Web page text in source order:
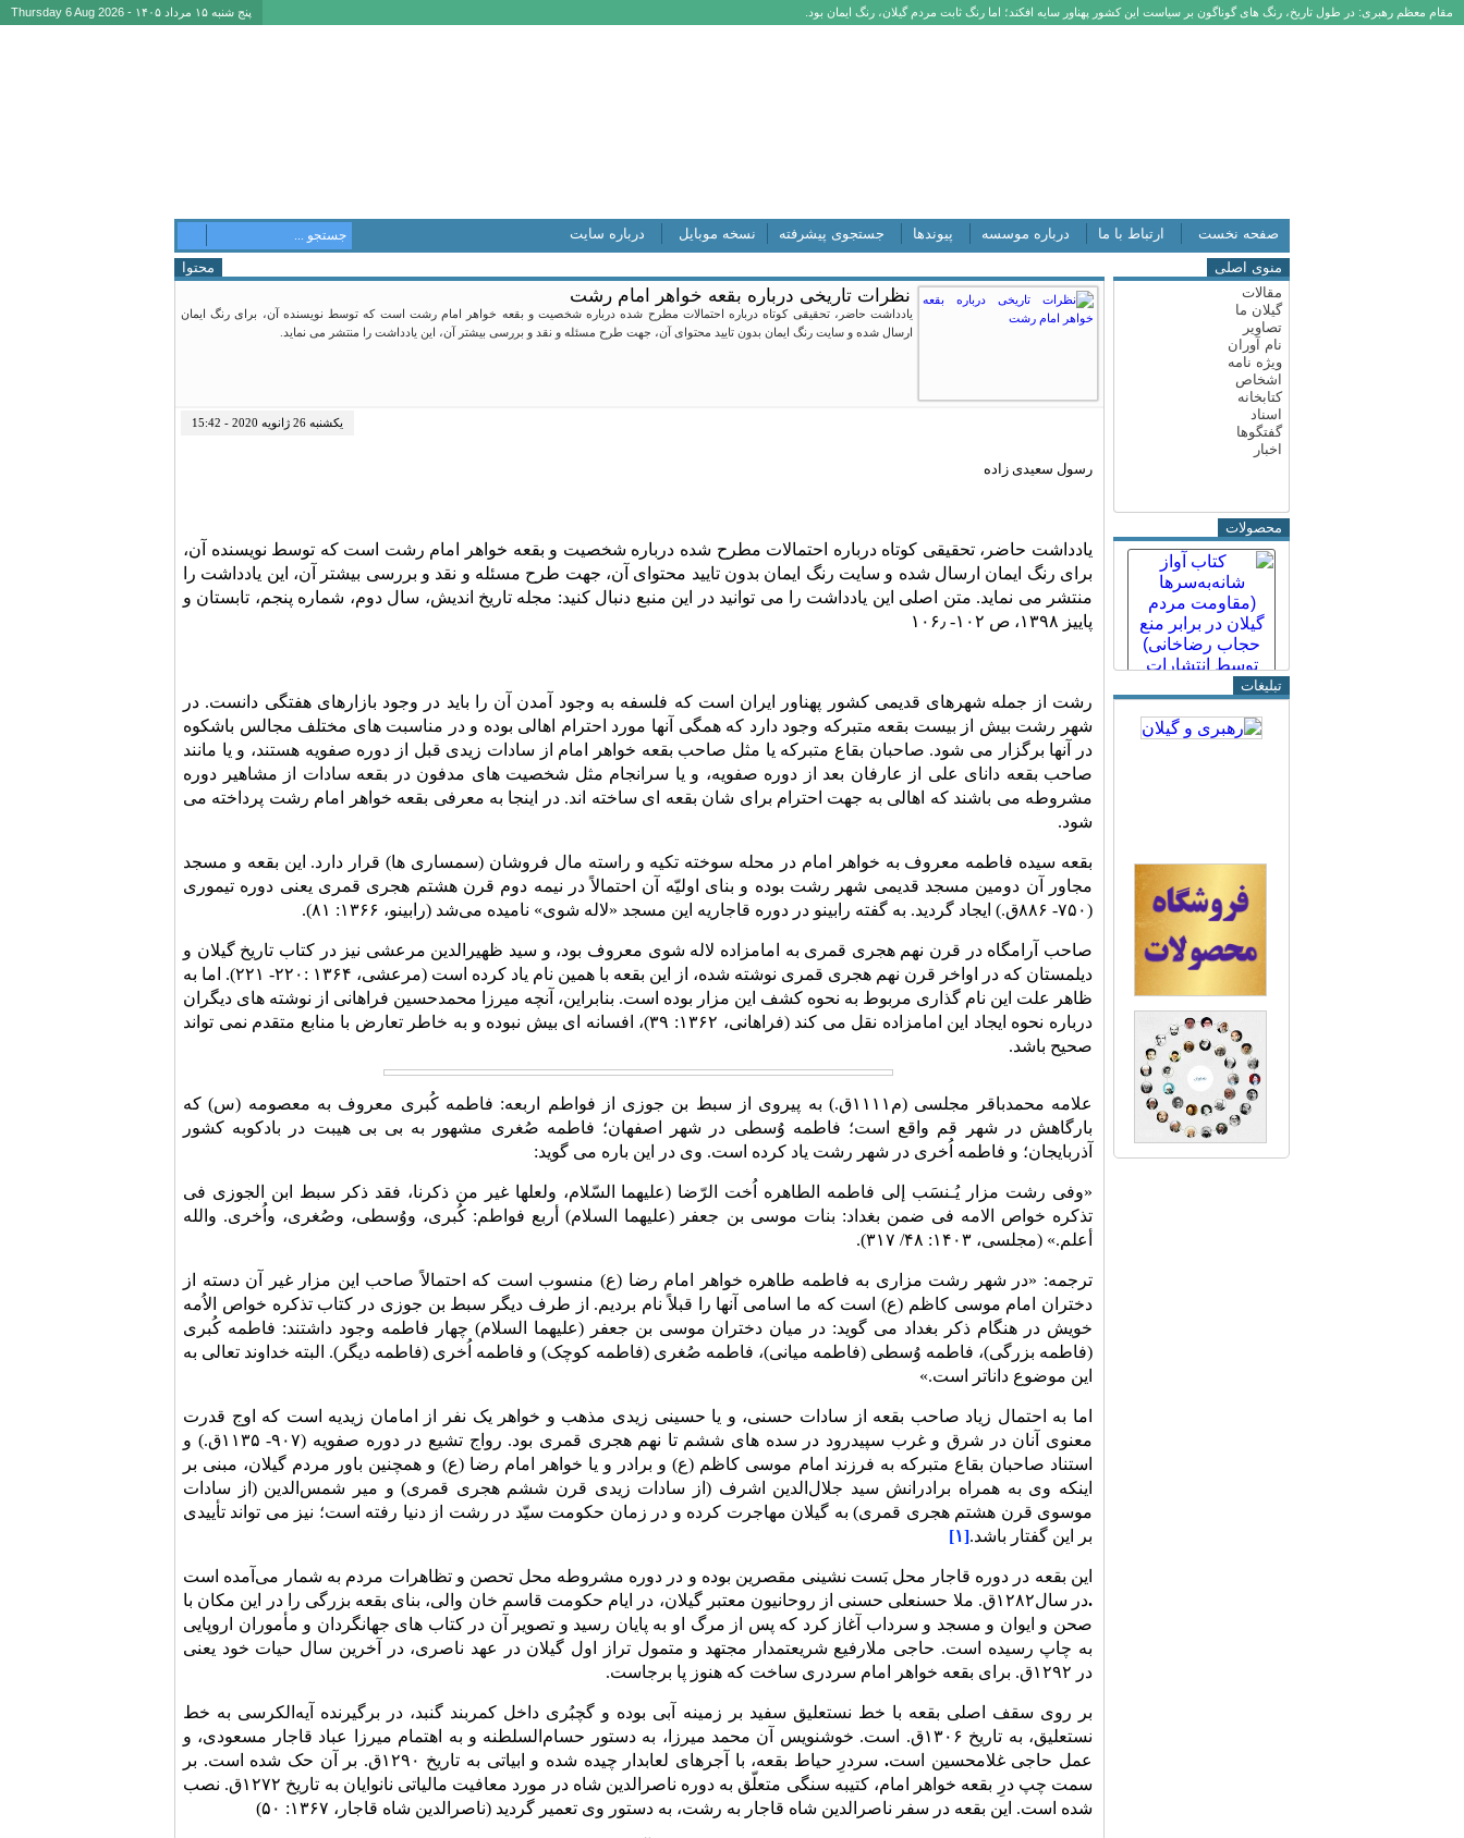
مقام معظم رهبری: در طول تاریخ، رنگ های گوناگون بر سیاست این کشور پهناور سایه افکند؛ اما رنگ ثابت مردم گیلان، رنگ ایمان بود. پنج شنبه ۱۵ مرداد ۱۴۰۵ - Thursday 6 Aug 2026
صفحه نخست ارتباط با ما درباره موسسه پیوندها جستجوی پیشرفته نسخه موبایل درباره سایت
منوی اصلی
مقالات
گیلان ما
تصاویر
نام آوران
ویژه نامه
اشخاص
کتابخانه
اسناد
گفتگوها
اخبار
محصولات
تبلیغات
محتوا
نظرات تاریخی درباره بقعه خواهر امام رشت
یادداشت حاضر، تحقیقی کوتاه درباره احتمالات مطرح شده درباره شخصیت و بقعه خواهر امام رشت است که توسط نویسنده آن، برای رنگ ایمان
ارسال شده و سایت رنگ ایمان بدون تایید محتوای آن، جهت طرح مسئله و نقد و بررسی بیشتر آن، این یادداشت را منتشر می نماید.
یکشنبه 26 ژانویه 2020 - 15:42
رسول سعیدی زاده
یادداشت حاضر، تحقیقی کوتاه درباره احتمالات مطرح شده درباره شخصیت و بقعه خواهر امام رشت است که توسط نویسنده آن،
برای رنگ ایمان ارسال شده و سایت رنگ ایمان بدون تایید محتوای آن، جهت طرح مسئله و نقد و بررسی بیشتر آن، این یادداشت را
منتشر می نماید. متن اصلی این یادداشت را می توانید در این منبع دنبال کنید: مجله تاریخ اندیش، سال دوم، شماره پنجم، تابستان و
پاییز ۱۳۹۸، ص ۱۰۲- ۱۰۶٫
رشت از جمله شهرهای قدیمی کشور پهناور ایران است که فلسفه به وجود آمدن آن را باید در وجود بازارهای هفتگی دانست. در
شهر رشت بیش از بیست بقعه متبرکه وجود دارد که همگی آنها مورد احترام اهالی بوده و در مناسبت های مختلف مجالس باشکوه
در آنها برگزار می شود. صاحبان بقاع متبرکه یا مثل صاحب بقعه خواهر امام از سادات زیدی قبل از دوره صفویه هستند، و یا مانند
صاحب بقعه دانای علی از عارفان بعد از دوره صفویه، و یا سرانجام مثل شخصیت های مدفون در بقعه سادات از مشاهیر دوره
مشروطه می باشند که اهالی به جهت احترام برای شان بقعه ای ساخته اند. در اینجا به معرفی بقعه خواهر امام رشت پرداخته می
شود.
بقعه سیده فاطمه معروف به خواهر امام در محله سوخته تکیه و راسته مال فروشان (سمساری ها) قرار دارد. این بقعه و مسجد
مجاور آن دومین مسجد قدیمی شهر رشت بوده و بنای اولیّه آن احتمالاً در نیمه دوم قرن هشتم هجری قمری یعنی دوره تیموری
(۷۵۰- ۸۸۶ق.) ایجاد گردید. به گفته رابینو در دوره قاجاریه این مسجد «لاله شوی» نامیده می‌شد (رابینو، ۱۳۶۶: ۸۱).
صاحب آرامگاه در قرن نهم هجری قمری به امامزاده لاله شوی معروف بود، و سید ظهیرالدین مرعشی نیز در کتاب تاریخ گیلان و
دیلمستان که در اواخر قرن نهم هجری قمری نوشته شده، از این بقعه با همین نام یاد کرده‌ است (مرعشی، ۱۳۶۴ :۲۲۰- ۲۲۱). اما به
ظاهر علت این نام گذاری مربوط به نحوه کشف این مزار بوده ‌است. بنابراین، آنچه میرزا محمدحسین فراهانی از نوشته های دیگران
درباره نحوه ایجاد این امامزاده نقل می کند (فراهانی، ۱۳۶۲: ۳۹)، افسانه ای بیش نبوده و به خاطر تعارض با منابع متقدم نمی تواند
صحیح باشد.
علامه محمدباقر مجلسی (م۱۱۱۱ق.) به پیروی از سبط بن جوزی از فواطم اربعه: فاطمه کُبری معروف به معصومه (س) که
بارگاهش در شهر قم واقع است؛ فاطمه وُسطی در شهر اصفهان؛ فاطمه صُغری مشهور به بی ‌بی هیبت در بادکوبه کشور
آذربایجان؛ و فاطمه اُخری در شهر رشت یاد کرده است. وی در این باره می گوید:
«وفی رشت مزار یُـنسَب إلی فاطمه ‏الطاهره اُخت الرّضا (علیهما السّلام، ولعلها غیر من ذکرنا، فقد ذکر سبط ابن الجوزی فی
تذکره خواص الامه فی ضمن بغداد: بنات موسى بن جعفر (علیهما السلام) أربع فواطم: کُبرى، ووُسطى، وصُغرى، واُخرى. والله
أعلم.» (مجلسی، ۱۴۰۳: ۴۸/ ۳۱۷).
ترجمه: «در شهر رشت مزاری ‏به فاطمه طاهره خواهر امام رضا (ع) منسوب است که احتمالاً صاحب این مزار غیر آن دسته از
دختران امام موسی کاظم (ع) است که ما اسامی آنها را قبلاً نام بردیم. از طرف دیگر سبط بن جوزی در کتاب تذکره خواص الاُمه
خویش در هنگام ذکر بغداد می گوید: در میان دختران موسی بن جعفر (علیهما السلام) چهار فاطمه وجود داشتند: فاطمه کُبری
(فاطمه بزرگی)، فاطمه وُسطی (فاطمه میانی)، فاطمه صُغری (فاطمه کوچک) و فاطمه اُخری (فاطمه دیگر). البته خداوند تعالی به
این موضوع داناتر است.»
اما به احتمال زیاد صاحب بقعه از سادات حسنی، و یا حسینی زیدی مذهب و خواهر یک نفر از امامان زیدیه است که اوج قدرت
معنوی آنان در شرق و غرب سپیدرود در سده های ششم تا نهم هجری قمری بود. رواج تشیع در دوره صفویه (۹۰۷- ۱۱۳۵ق.) و
استناد صاحبان بقاع متبرکه به فرزند امام موسی کاظم (ع) و برادر و یا خواهر امام رضا (ع) و همچنین باور مردم گیلان، مبنی بر
اینکه وی به همراه برادرانش سید جلال‌الدین اشرف (از سادات زیدی قرن ششم هجری قمری) و میر شمس‌الدین (از سادات
موسوی قرن هشتم هجری قمری) به گیلان مهاجرت ‏کرده و در زمان حکومت سیّد در رشت از دنیا رفته است؛ نیز می تواند تأییدی
بر این گفتار باشد.[۱]
این بقعه در دوره قاجار محل بَست نشینی مقصرین بوده و در دوره مشروطه محل تحصن و تظاهرات مردم به شمار می‌آمده ‌است
.
در سال۱۲۸۲ق. ملا حسنعلی حسنی از روحانیون معتبر گیلان، در ایام حکومت قاسم خان والی، بنای بقعه بزرگی را در این مکان با
صحن و ایوان و مسجد و سرداب آغاز کرد که پس از مرگ او به پایان رسید و تصویر آن در کتاب های جهانگردان و مأموران اروپایی
به چاپ رسیده‌ است. حاجی ملارفیع شریعتمدار مجتهد و متمول تراز اول گیلان در عهد ناصری، در آخرین سال حیات خود یعنی
در ۱۲۹۲ق. برای بقعه خواهر امام سردری ساخت که هنوز پا برجاست.
بر روی سقف اصلی بقعه با خط نستعلیق سفید بر زمینه آبی بوده و گچبُرى داخل کمربند گنبد، در برگیرنده آیه‌الکرسى به خط
نستعلیق، به تاریخ ۱۳۰۶ق. است. خوشنویس آن محمد میرزا، به دستور حسام‌السلطنه و به اهتمام میرزا عباد قاجار مسعودی، و
عمل حاجى غلامحسین است.
سردرِ حیاط‌ بقعه‌، با آجرهای‌ لعابدار چیده‌ شده‌ و ابیاتی‌ به‌ تاریخ‌ ۱۲۹۰ق. بر آن‌ حک‌ شده‌ است‌. بر
سمت‌ چپ‌ درِ بقعه‌ خواهر امام، کتیبه‌ سنگی‌ متعلّق‌ به‌ دوره‌ ناصرالدین‌ شاه‌ در مورد معافیت‌ مالیاتی‌ نانوایان‌ به‌ تاریخ‌ ۱۲۷۲ق. نصب‌
شده‌ است. این بقعه در سفر ناصرالدین شاه قاجار به رشت، به دستور وی تعمیر گردید (ناصرالدین شاه قاجار، ۱۳۶۷: ۵۰)